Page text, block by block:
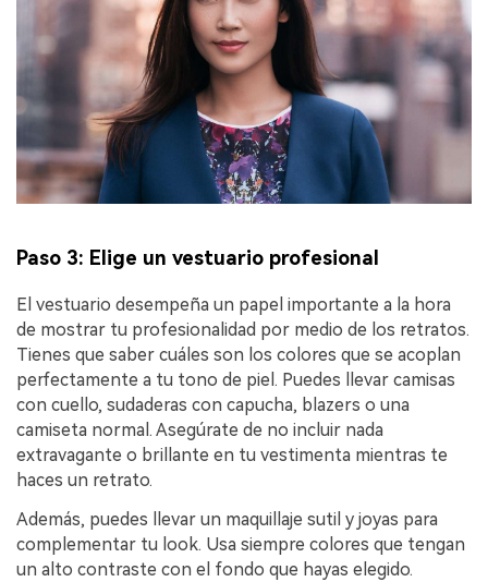
Paso 3: Elige un vestuario profesional󠀲󠀡󠀡󠀤󠀦󠀡󠀡󠀨󠀠󠀳
󠀰El vestuario desempeña un papel importante a la hora
de mostrar tu profesionalidad por medio de los retratos.󠀲󠀡󠀡󠀤󠀦󠀡󠀡󠀨󠀡󠀳󠀰
Tienes que saber cuáles son los colores que se acoplan
perfectamente a tu tono de piel.󠀲󠀡󠀡󠀤󠀦󠀡󠀡󠀨󠀢󠀳󠀰 Puedes llevar camisas
con cuello, sudaderas con capucha, blazers o una
camiseta normal.󠀲󠀡󠀡󠀤󠀦󠀡󠀡󠀨󠀣󠀳󠀰 Asegúrate de no incluir nada
extravagante o brillante en tu vestimenta mientras te
haces un retrato.󠀲󠀡󠀡󠀤󠀦󠀡󠀡󠀨󠀤󠀳
Además, puedes llevar un maquillaje sutil y joyas para
complementar tu look.󠀲󠀡󠀡󠀤󠀦󠀡󠀡󠀨󠀥󠀳󠀰 Usa siempre colores que tengan
un alto contraste con el fondo que hayas elegido.󠀲󠀡󠀡󠀤󠀦󠀡󠀡󠀨󠀦󠀳󠀰